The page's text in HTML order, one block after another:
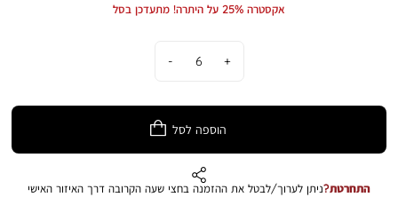
אקסטרה 25% על היתרה! מתעדכן בסל
הוספה לסל
התחרטת?ניתן לערוך/לבטל את ההזמנה בחצי שעה הקרובה דרך האיזור האישי